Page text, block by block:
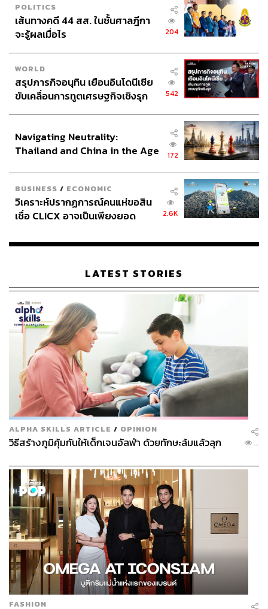
POLITICS
เส้นทางคดี 44 สส. ในชั้นศาลฎีกา
จะรู้ผลเมื่อไร
204
WORLD
สรุปภารกิจอนุทิน เยือนอินโดนีเซีย
ขับเคลื่อนการทูตเศรษฐกิจเชิงรุก
542
Navigating Neutrality:
Thailand and China in the Age
172
BUSINESS / ECONOMIC
วิเคราะห์ปรากฏการณ์คนแห่ขอสิน
เชื่อ CLICX อาจเป็นเพียงยอด
เรือนไทยที่ถูกซุกไว้
2.6K
LATEST STORIES
ALPHA SKILLS ARTICLE / OPINION
วิธีสร้างภูมิคุ้มกันให้เด็กเจนอัลฟ่า ด้วยทักษะล้มแล้วลุก ...
FASHION